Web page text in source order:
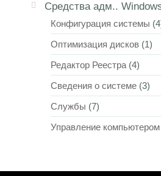
Средства адм..
Конфигурация системы
Оптимизация дисков (1)
Редактор Реестра (4)
Сведения о системе (3)
Службы (7)
Управление компьютером